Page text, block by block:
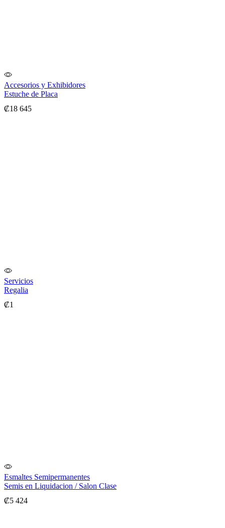
Accesorios y Exhibidores
Estuche de Placa
₡18 645
Servicios
Regalia
₡1
Esmaltes Semipermanentes
Semis en Liquidacion / Salon Clase
₡5 424